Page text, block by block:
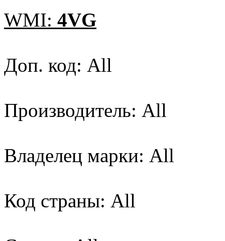
WMI: 4VG
Доп. код: All
Производитель: All
Владелец марки: All
Код страны: All